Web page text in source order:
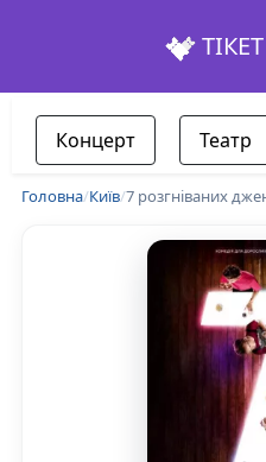
ТІКЕТ
Концерт Театр
Головна/Київ/7 розгніваних